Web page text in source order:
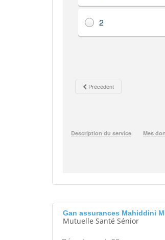
Gan assurances Mahiddini
Mutuelle Santé Sénior